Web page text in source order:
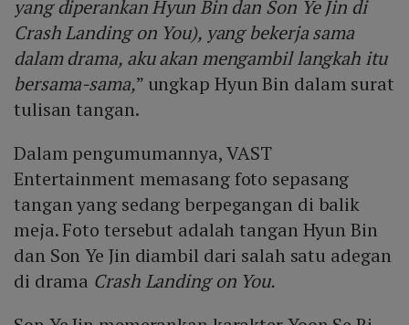
yang diperankan Hyun Bin dan Son Ye Jin di
Crash Landing on You), yang bekerja sama
dalam drama, aku akan mengambil langkah itu
bersama-sama,” ungkap Hyun Bin dalam surat
tulisan tangan.
Dalam pengumumannya, VAST
Entertainment memasang foto sepasang
tangan yang sedang berpegangan di balik
meja. Foto tersebut adalah tangan Hyun Bin
dan Son Ye Jin diambil dari salah satu adegan
di drama Crash Landing on You.